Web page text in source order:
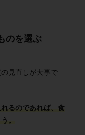
のを選ぶ
見直しが大事で
るのであれば、食
。